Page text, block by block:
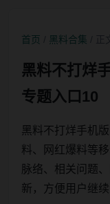
首页 黑料合集
黑料不打烊
专题入口10
黑料不打烊手机
料、网红爆料等
脉络、相关问题
新，方便用户继